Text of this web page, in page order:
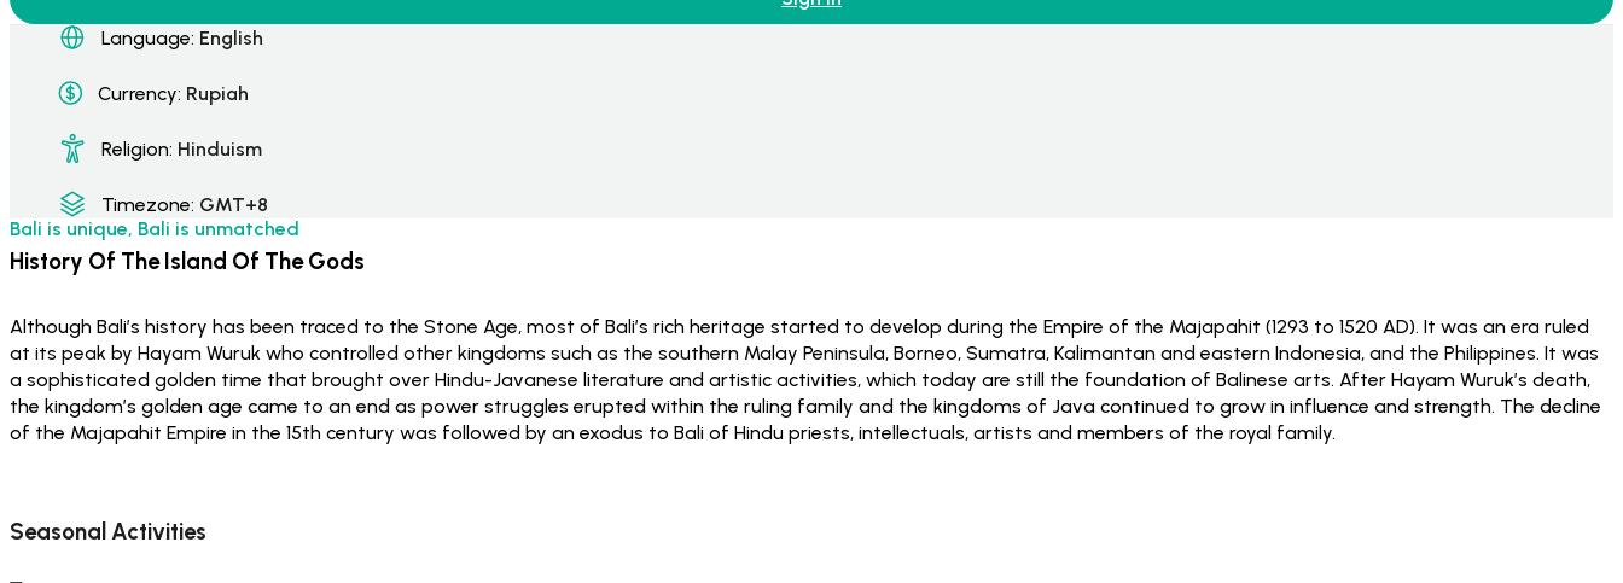
Language: English
Currency: Rupiah
Religion: Hinduism
Timezone: GMT+8
Bali is unique, Bali is unmatched
History Of The Island Of The Gods
Although Bali’s history has been traced to the Stone Age, most of Bali’s rich heritage started to develop during the Empire of the Majapahit (1293 to 1520 AD). It was an era ruled
at its peak by Hayam Wuruk who controlled other kingdoms such as the southern Malay Peninsula, Borneo, Sumatra, Kalimantan and eastern Indonesia, and the Philippines. It was
a sophisticated golden time that brought over Hindu-Javanese literature and artistic activities, which today are still the foundation of Balinese arts. After Hayam Wuruk’s death,
the kingdom’s golden age came to an end as power struggles erupted within the ruling family and the kingdoms of Java continued to grow in influence and strength. The decline
of the Majapahit Empire in the 15th century was followed by an exodus to Bali of Hindu priests, intellectuals, artists and members of the royal family.
Seasonal Activities